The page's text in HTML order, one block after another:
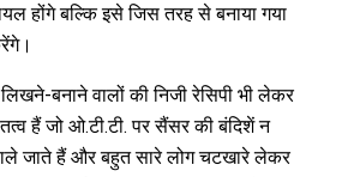
होंगे बल्कि इसे जिस तरह से बनाया गया
बनाने वालों की निजी रेसिपी भी लेकर
हैं जो ओ.टी.टी. पर सैंसर की बंदिशें न
जाते हैं और बहुत सारे लोग चटखारे लेकर